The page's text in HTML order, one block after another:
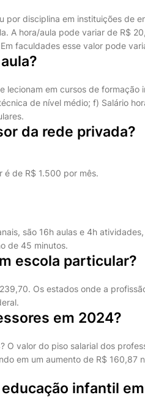
por disciplina em instituições de
A hora/aula pode variar de R$
faculdades esse valor pode
lecionam em cursos de formação
de nível médio; f) Salário
da rede privada?
é de R$ 1.500 por mês.
são 16h aulas e 4h
de 45 minutos.
escola particular?
Os estados onde a
em 2024?
O valor do piso salarial dos
em um aumento de R$ 160,87
infantil